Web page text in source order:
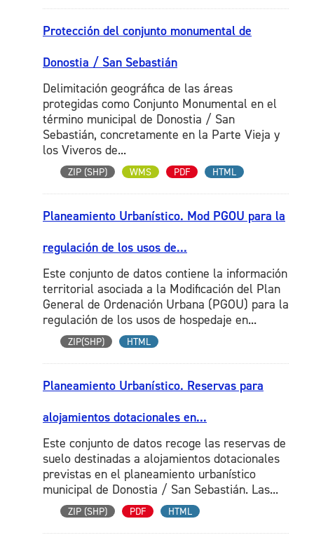
Protección del conjunto monumental de
Donostia / San Sebastián
Delimitación geográfica de las áreas
protegidas como Conjunto Monumental en el
término municipal de Donostia / San
Sebastián, concretamente en la Parte Vieja y
los Viveros de...
ZIP (SHP) WMS PDF HTML
Planeamiento Urbanístico. Mod PGOU para la
regulación de los usos de...
Este conjunto de datos contiene la información
territorial asociada a la Modificación del Plan
General de Ordenación Urbana (PGOU) para la
regulación de los usos de hospedaje en...
ZIP(SHP) HTML
Planeamiento Urbanístico. Reservas para
alojamientos dotacionales en...
Este conjunto de datos recoge las reservas de
suelo destinadas a alojamientos dotacionales
previstas en el planeamiento urbanístico
municipal de Donostia / San Sebastián. Las...
ZIP (SHP) PDF HTML